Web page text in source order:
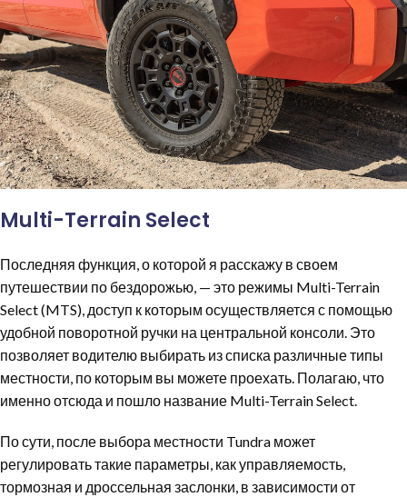
Multi-Terrain Select
Последняя функция, о которой я расскажу в своем
путешествии по бездорожью, — это режимы Multi-Terrain
Select (MTS), доступ к которым осуществляется с помощью
удобной поворотной ручки на центральной консоли. Это
позволяет водителю выбирать из списка различные типы
местности, по которым вы можете проехать. Полагаю, что
именно отсюда и пошло название Multi-Terrain Select.
По сути, после выбора местности Tundra может
регулировать такие параметры, как управляемость,
тормозная и дроссельная заслонки, в зависимости от